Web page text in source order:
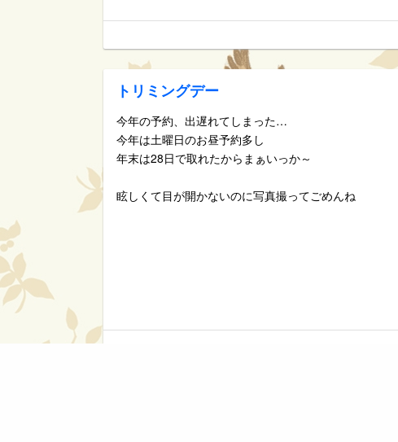
トリミングデー
今年の予約、出遅れてしまった…
今年は土曜日のお昼予約多し
年末は28日で取れたからまぁいっか～
眩しくて目が開かないのに写真撮ってごめんね